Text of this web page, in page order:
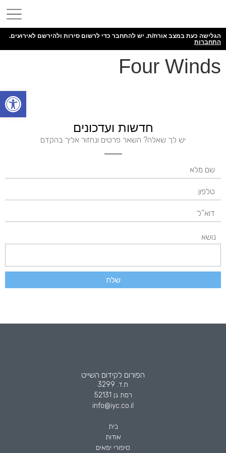
הגלישה כעת במצב אורח/ת. יש להתחבר כדי לרשום סירות ולהירשם לאירועים.
התחברות
Four Winds
חדשות ועדכונים
יש לך שאלה? השאר פרטים ונחזור אליך בהקדם
נושא
שלח
הפורום לקידום השייט
ת.ד. 3299
רמת גן 52131
info@iyc.co.il
בית
אודות
סיפורי ימאים